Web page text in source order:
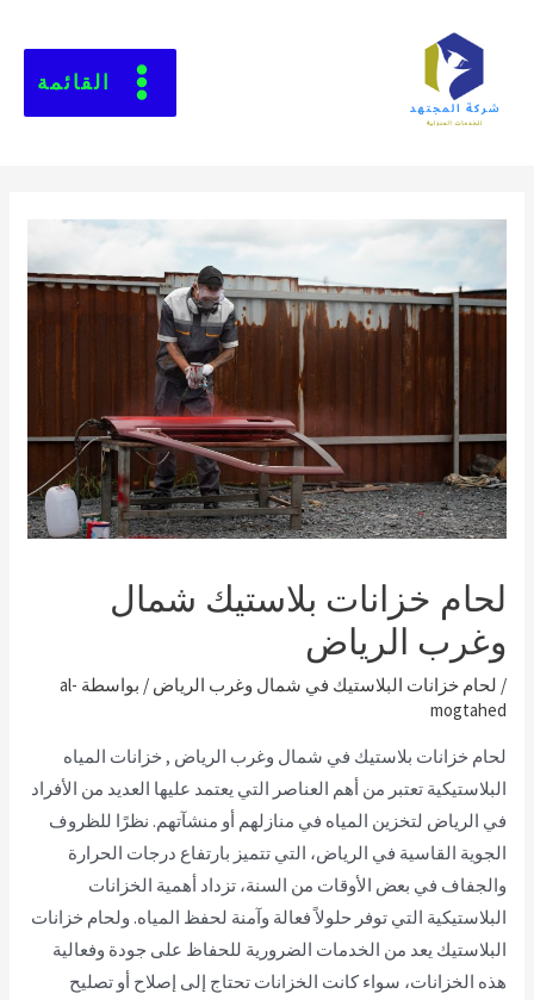
القائمة
لحام خزانات بلاستيك شمال
وغرب الرياض
/ لحام خزانات البلاستيك في شمال وغرب الرياض / بواسطة al-
mogtahed
لحام خزانات بلاستيك في شمال وغرب الرياض , خزانات المياه
البلاستيكية تعتبر من أهم العناصر التي يعتمد عليها العديد من الأفراد
في الرياض لتخزين المياه في منازلهم أو منشآتهم. نظرًا للظروف
الجوية القاسية في الرياض، التي تتميز بارتفاع درجات الحرارة
والجفاف في بعض الأوقات من السنة، تزداد أهمية الخزانات
البلاستيكية التي توفر حلولاً فعالة وآمنة لحفظ المياه. ولحام خزانات
البلاستيك يعد من الخدمات الضرورية للحفاظ على جودة وفعالية
هذه الخزانات، سواء كانت الخزانات تحتاج إلى إصلاح أو تصليح